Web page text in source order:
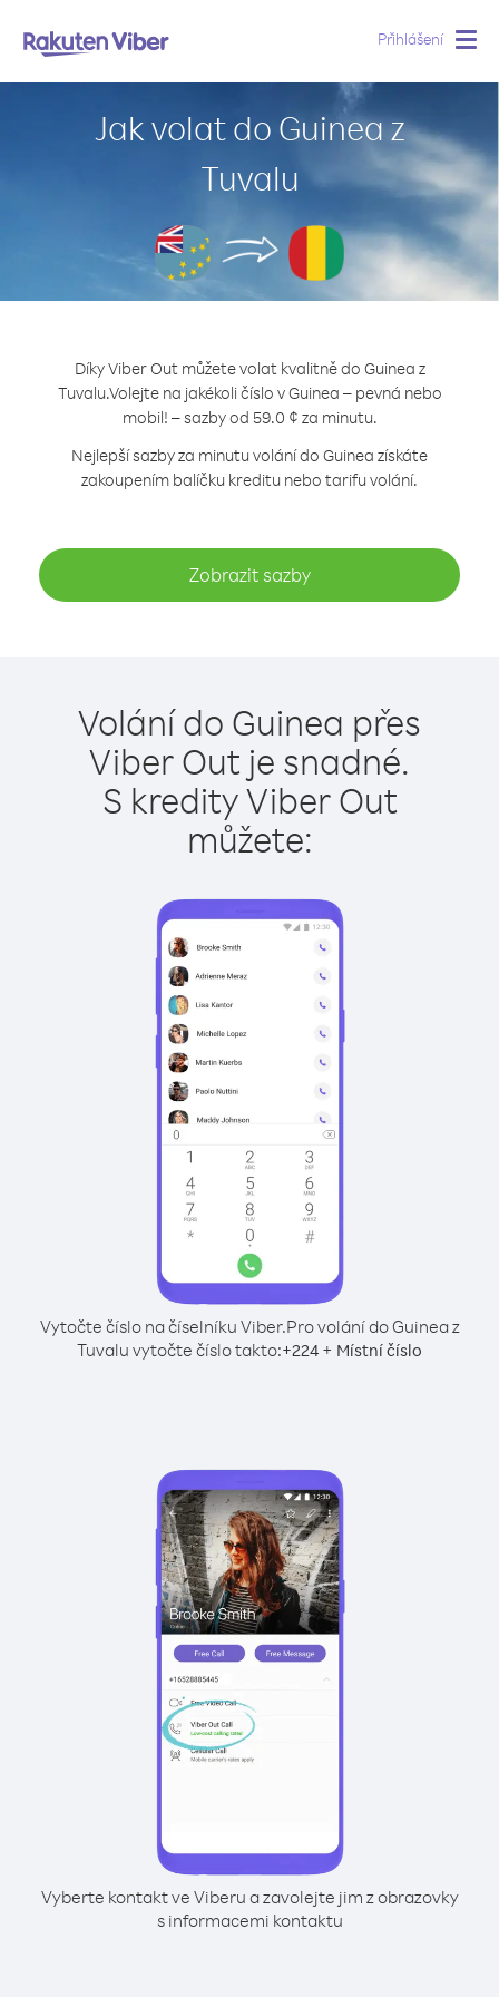
Přihlášení
Jak volat do Guinea z
Tuvalu
Díky Viber Out můžete volat kvalitně do Guinea z
Tuvalu.Volejte na jakékoli číslo v Guinea – pevná nebo
mobil! – sazby od 59.0 ¢ za minutu.
Nejlepší sazby za minutu volání do Guinea získáte
zakoupením balíčku kreditu nebo tarifu volání.
Zobrazit sazby
Volání do Guinea přes
Viber Out je snadné.
S kredity Viber Out
můžete:
Vytočte číslo na číselníku Viber.Pro volání do Guinea z
Tuvalu vytočte číslo takto:+224 + Místní číslo
Vyberte kontakt ve Viberu a zavolejte jim z obrazovky
s informacemi kontaktu